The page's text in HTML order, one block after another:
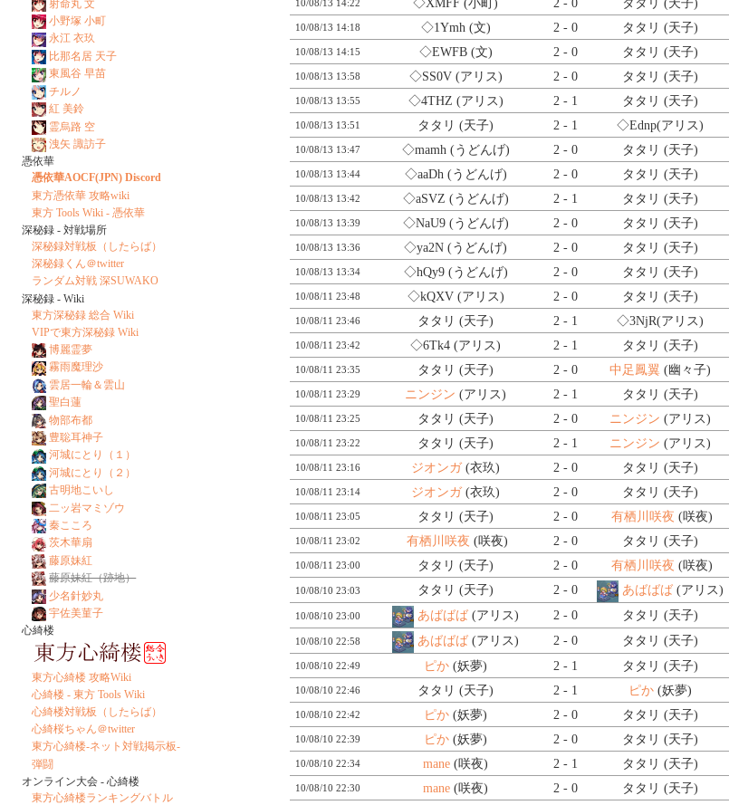
10/08/13 14:22 ◇XMFF (小町) 2 - 0 タタリ (天子)
10/08/13 14:18 ◇1Ymh(文) 2 - 0 タタリ (天子)
10/08/13 14:15 ◇EWFB(文) 2 - 0 タタリ (天子)
10/08/13 13:58 ◇SS0V(アリス) 2 - 0 タタリ (天子)
10/08/13 13:55 ◇4THZ (アリス) 2 - 1 タタリ (天子)
10/08/13 13:51 タタリ (天子) 2 - 1 ◇Ednp(アリス)
10/08/13 13:47 ◇mamh(うどんげ) 2 - 0 タタリ (天子)
10/08/13 13:44 ◇aaDh(うどんげ) 2 - 0 タタリ (天子)
10/08/13 13:42 ◇aSVZ (うどんげ) 2 - 1 タタリ (天子)
10/08/13 13:39 ◇NaU9(うどんげ) 2 - 0 タタリ (天子)
10/08/13 13:36 ◇ya2N (うどんげ) 2 - 0 タタリ (天子)
10/08/13 13:34 ◇hQy9(うどんげ) 2 - 0 タタリ (天子)
10/08/11 23:48 ◇kQXV(アリス) 2 - 0 タタリ (天子)
10/08/11 23:46 タタリ (天子) 2 - 1 ◇3NjR(アリス)
10/08/11 23:42 ◇6Tk4 (アリス) 2 - 1 タタリ (天子)
10/08/11 23:35 タタリ (天子) 2 - 0 中足鳳翼 (幽々子)
10/08/11 23:29 ニンジン (アリス) 2 - 1 タタリ (天子)
10/08/11 23:25 タタリ (天子) 2 - 0 ニンジン (アリス)
10/08/11 23:22 タタリ (天子) 2 - 1 ニンジン (アリス)
10/08/11 23:16 ジオンガ(衣玖) 2 - 0 タタリ (天子)
10/08/11 23:14 ジオンガ(衣玖) 2 - 0 タタリ (天子)
10/08/11 23:05 タタリ (天子) 2 - 0 有栖川咲夜 (咲夜)
10/08/11 23:02 有栖川咲夜 (咲夜) 2 - 0 タタリ (天子)
10/08/11 23:00 タタリ (天子) 2 - 0 有栖川咲夜 (咲夜)
10/08/10 23:03 タタリ (天子) 2 - 0 あばばば (アリス)
10/08/10 23:00 あばばば (アリス) 2 - 0 タタリ (天子)
10/08/10 22:58 あばばば (アリス) 2 - 0 タタリ (天子)
10/08/10 22:49 ピか (妖夢) 2 - 1 タタリ (天子)
10/08/10 22:46 タタリ (天子) 2 - 1 ピか (妖夢)
10/08/10 22:42 ピか (妖夢) 2 - 0 タタリ (天子)
10/08/10 22:39 ピか (妖夢) 2 - 0 タタリ (天子)
10/08/10 22:34 mane (咲夜) 2 - 1 タタリ (天子)
10/08/10 22:30 mane (咲夜) 2 - 0 タタリ (天子)
射命丸 文
小野塚 小町
永江 衣玖
比那名居 天子
東風谷 早苗
チルノ
紅 美鈴
霊烏路 空
洩矢 諏訪子
憑依華
憑依華AOCF(JPN) Discord
東方憑依華 攻略wiki
東方 Tools Wiki - 憑依華
深秘録 - 対戦場所
深秘録対戦板（したらば）
深秘録くん＠twitter
ランダム対戦 深SUWAKO
深秘録 - Wiki
東方深秘録 総合 Wiki
VIPで東方深秘録 Wiki
博麗霊夢
霧雨魔理沙
雲居一輪＆雲山
聖白蓮
物部布都
豊聡耳神子
河城にとり（１）
河城にとり（２）
古明地こいし
二ッ岩マミゾウ
秦こころ
茨木華扇
藤原妹紅
藤原妹紅（跡地）
少名針妙丸
宇佐美菫子
心綺楼
東方心綺楼 攻略Wiki
心綺楼 - 東方 Tools Wiki
心綺楼対戦板（したらば）
心綺桜ちゃん＠twitter
東方心綺楼-ネット対戦掲示板-
弾闘
オンライン大会 - 心綺楼
東方心綺楼ランキングバトル